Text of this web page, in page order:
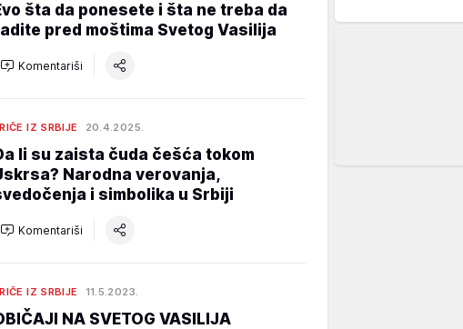
šta da ponesete i šta ne treba da
pred moštima Svetog Vasilija
Komentariši
IZ SRBIJE 20.4.2025.
li su zaista čuda češća tokom
Narodna verovanja,
i simbolika u Srbiji
Komentariši
IZ SRBIJE 11.5.2023.
NA SVETOG VASILIJA